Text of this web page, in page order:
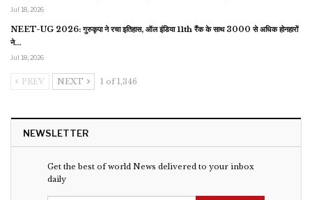
Jul 18, 2026
NEET-UG 2026: गुरुकृपा ने रचा इतिहास, ऑल इंडिया 11th रैंक के साथ 3000 से अधिक होनहारों
ने…
Jul 18, 2026
PREV NEXT 1 of 1,346
NEWSLETTER
Get the best of world News delivered to your inbox
daily